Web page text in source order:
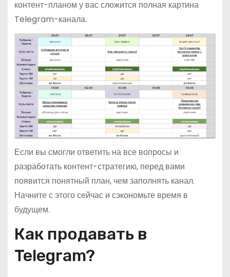
контент-планом у вас сложится полная картина
Telegram-канала.
Если вы смогли ответить на все вопросы и
разработать контент-стратегию, перед вами
появится понятный план, чем заполнять канал.
Начните с этого сейчас и сэкономьте время в
будущем.
Как продавать в
Telegram?